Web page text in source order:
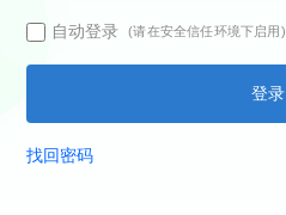
自动登录 (请在安全信任环境下启用)
登录
找回密码